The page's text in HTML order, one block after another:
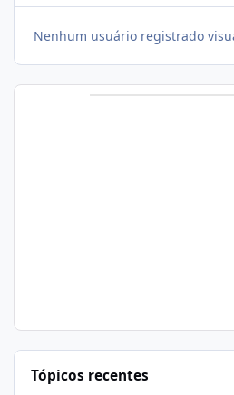
Nenhum usuário registrado
Tópicos recentes